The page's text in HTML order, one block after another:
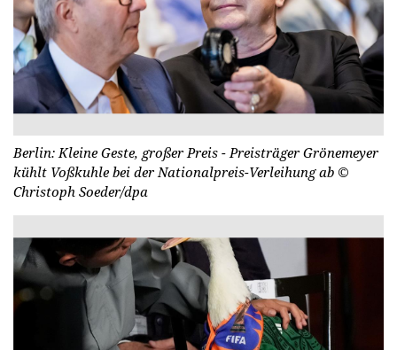
Berlin: Kleine Geste, großer Preis - Preisträger Grönemeyer
kühlt Voßkuhle bei der Nationalpreis-Verleihung ab ©
Christoph Soeder/dpa